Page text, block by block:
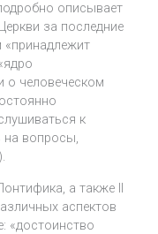
описывает
за последние
«принадлежит
о человеческом
к
на вопросы,
а также II
аспектов
«достоинство